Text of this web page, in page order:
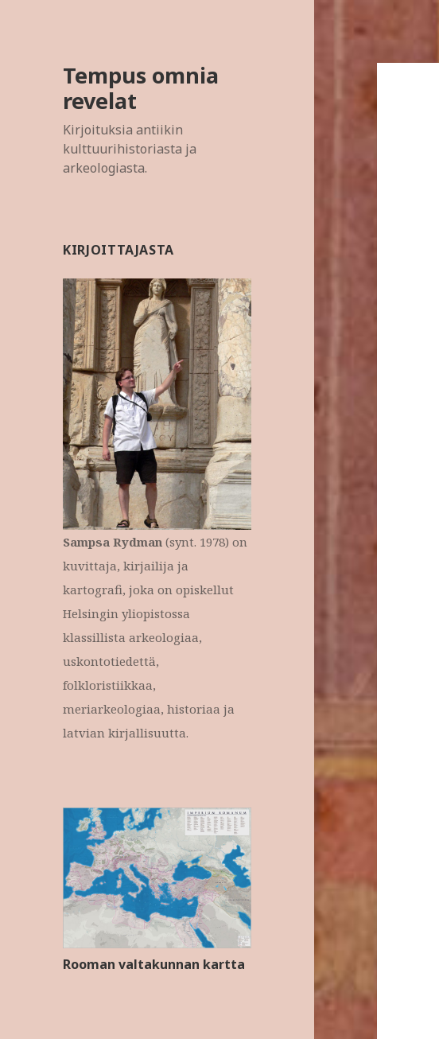
Tempus omnia
revelat
Kirjoituksia antiikin
kulttuurihistoriasta ja
arkeologiasta.
KIRJOITTAJASTA
Sampsa Rydman (synt. 1978) on
kuvittaja, kirjailija ja
kartografi, joka on opiskellut
Helsingin yliopistossa
klassillista arkeologiaa,
uskontotiedettä,
folkloristiikkaa,
meriarkeologiaa, historiaa ja
latvian kirjallisuutta.
Rooman valtakunnan kartta